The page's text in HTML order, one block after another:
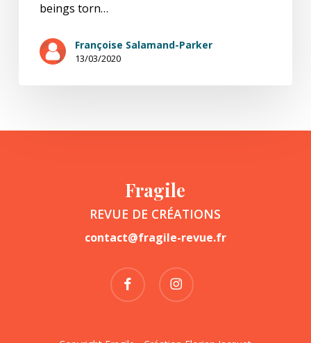
beings torn…
Françoise Salamand-Parker
13/03/2020
Fragile
REVUE DE CRÉATIONS
contact@fragile-revue.fr
facebook instagram